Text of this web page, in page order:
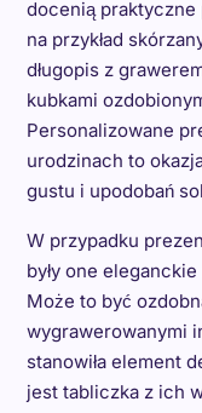
docenią praktyczne
na przykład
długopis z
kubkami
Personalizowane
urodzinach to
gustu i upodobań
W przypadku
były one
Może to być
wygrawerowanymi
stanowiła element
jest tabliczka z ich